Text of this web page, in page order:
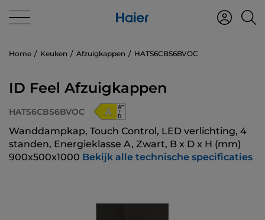
Home Keuken Afzuigkappen HATS6CBS6BVOC
ID Feel Afzuigkappen
HATS6CBS6BVOC
Wanddampkap, Touch Control, LED verlichting, 4
standen, Energieklasse A, Zwart, B x D x H (mm)
900x500x1000 Bekijk alle technische specificaties